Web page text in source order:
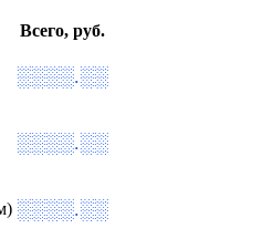
Всего, руб.
░░░░.░░
░░░░.░░
░░░░.░░